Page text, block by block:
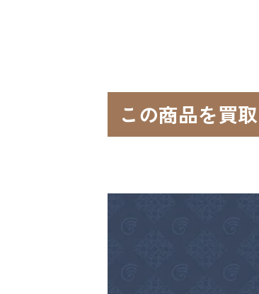
この商品を買